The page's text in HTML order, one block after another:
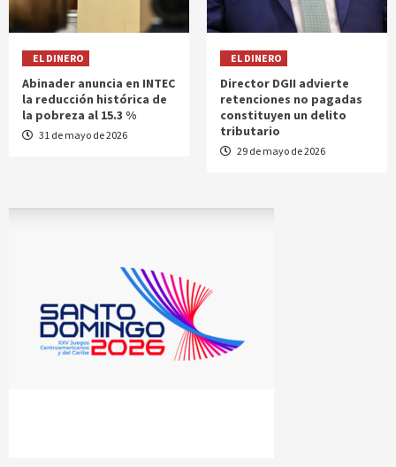
EL DINERO
Abinader anuncia en INTEC
la reducción histórica de
la pobreza al 15.3 %
31 de mayo de 2026
EL DINERO
Director DGII advierte
retenciones no pagadas
constituyen un delito
tributario
29 de mayo de 2026